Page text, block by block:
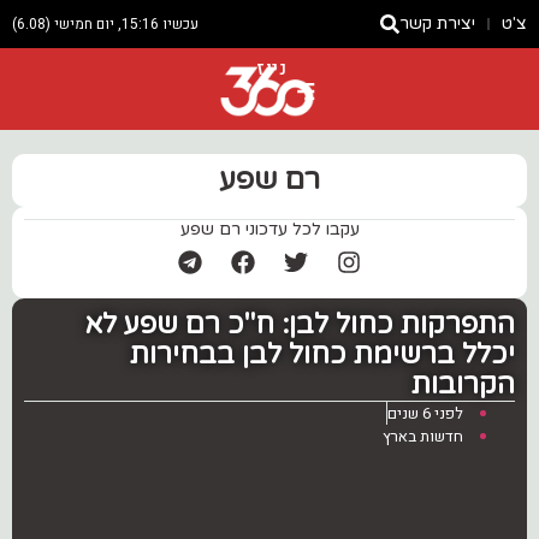
צ'ט יצירת קשר עכשיו 15:16, יום חמישי (6.08)
ניוז
רם שפע
עקבו לכל עדכוני רם שפע
התפרקות כחול לבן: ח"כ רם שפע לא
יכלל ברשימת כחול לבן בבחירות
הקרובות
לפני 6 שנים
חדשות בארץ